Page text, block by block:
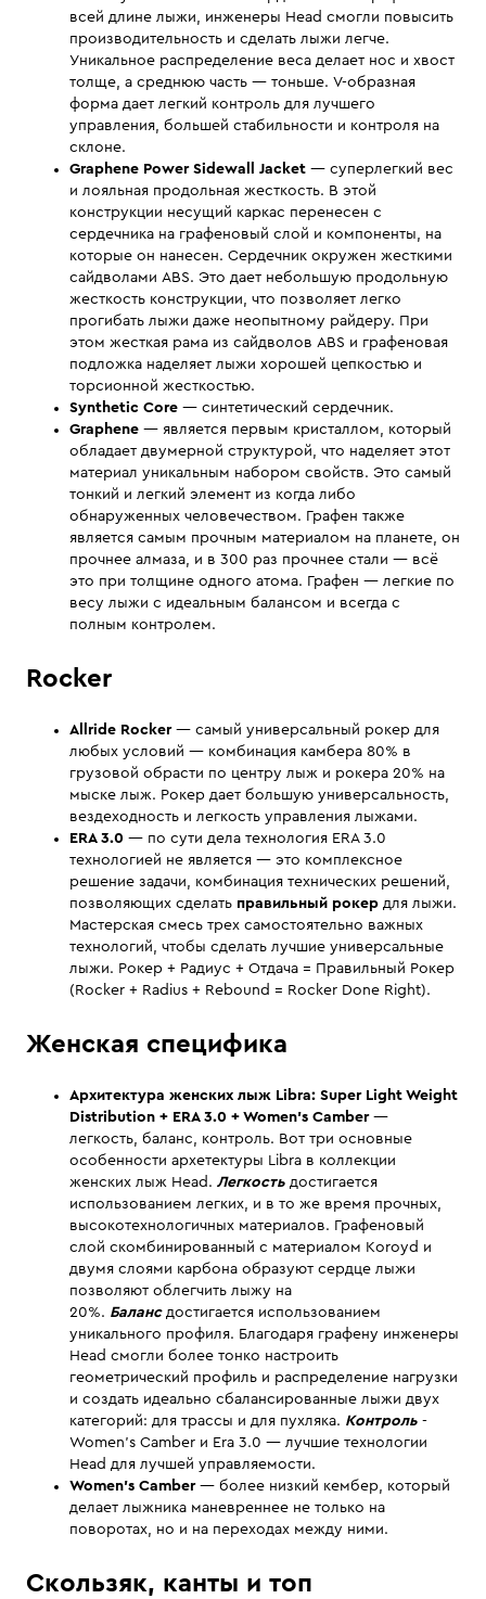
всей длине лыжи, инженеры Head смогли повысить
производительность и сделать лыжи легче.
Уникальное распределение веса делает нос и хвост
толще, а среднюю часть — тоньше. V-образная
форма дает легкий контроль для лучшего
управления, большей стабильности и контроля на
склоне.
Graphene Power Sidewall Jacket — суперлегкий вес
и лояльная продольная жесткость. В этой
конструкции несущий каркас перенесен с
сердечника на графеновый слой и компоненты, на
которые он нанесен. Cердечник окружен жесткими
сайдволами ABS. Это дает небольшую продольную
жесткость конструкции, что позволяет легко
прогибать лыжи даже неопытному райдеру. При
этом жесткая рама из сайдволов ABS и графеновая
подложка наделяет лыжи хорошей цепкостью и
торсионной жесткостью.
Synthetic Core — синтетический сердечник.
Graphene — является первым кристаллом, который
обладает двумерной структурой, что наделяет этот
материал уникальным набором свойств. Это самый
тонкий и легкий элемент из когда либо
обнаруженных человечеством. Графен также
является самым прочным материалом на планете, он
прочнее алмаза, и в 300 раз прочнее стали — всё
это при толщине одного атома. Графен — легкие по
весу лыжи с идеальным балансом и всегда с
полным контролем.
Rocker
Allride Rocker— самый универсальный рокер для
любых условий — комбинация камбера 80% в
грузовой обрасти по центру лыж и рокера 20% на
мыске лыж. Рокер дает большую универсальность,
вездеходность и легкость управления лыжами.
ERA 3.0 — по сути дела технология ERA 3.0
технологией не является — это комплексное
решение задачи, комбинация технических решений,
позволяющих сделать правильный рокер для лыжи.
Мастерская смесь трех самостоятельно важных
технологий, чтобы сделать лучшие универсальные
лыжи. Рокер + Радиус + Отдача = Правильный Рокер
(Rocker + Radius + Rebound = Rocker Done Right).
Женская специфика
Архитектура женских лыж Libra: Super Light Weight
Distribution + ERA 3.0 + Women's Camber—
легкость, баланс, контроль. Вот три основные
особенности архетектуры Libra в коллекции
женских лыж Head. Легкость достигается
использованием легких, и в то же время прочных,
высокотехнологичных материалов. Графеновый
слой скомбинированный с материалом Koroyd и
двумя слоями карбона образуют сердце лыжи
позволяют облегчить лыжу на
20%. Балансдостигается использованием
уникального профиля. Благодаря графену инженеры
Head смогли более тонко настроить
геометрический профиль и распределение нагрузки
и создать идеально сбалансированные лыжи двух
категорий: для трассы и для пухляка. Контроль -
Women's Camber и Era 3.0 — лучшие технологии
Head для лучшей управляемости.
Women's Camber— более низкий кембер, который
делает лыжника маневреннее не только на
поворотах, но и на переходах между ними.
Скользяк, канты и топ